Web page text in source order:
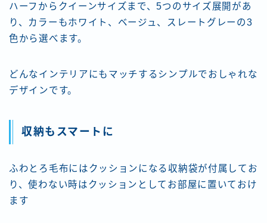
ハーフからクイーンサイズまで、5つのサイズ展開があ
り、カラーもホワイト、ベージュ、スレートグレーの3
色から選べます。
どんなインテリアにもマッチするシンプルでおしゃれな
デザインです。
収納もスマートに
ふわとろ毛布にはクッションになる収納袋が付属してお
り、使わない時はクッションとしてお部屋に置いておけ
ます